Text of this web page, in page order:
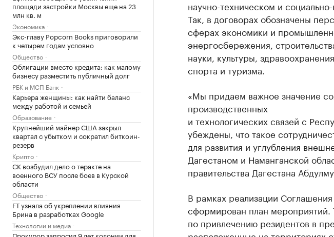
площади застройки Москвы еще на 23
млн кв. м
Экономика
Экс-главу Popcorn Books приговорили
к четырем годам условно
Общество
Облигации вместо кредита: как малому
бизнесу разместить публичный долг
РБК и МСП Банк
Карьера женщины: как найти баланс
между работой и семьей
Образование
Крупнейший майнер США закрыл
квартал с убытком и сократил биткоин-
резерв
Крипто
СК возбудил дело о теракте на
военного ВСУ после боев в Курской
области
Общество
FT узнала об укреплении влияния
Брина в разработках Google
Технологии и медиа
Прокурор запросил 9 лет колонии для
научно-техническом и
Так, в договорах обозначены
сферах экономики и
энергосбережения,
науки, культуры,
спорта и туризма.
«Мы придаем важное значение
производственных
и технологических связей с
убеждены, что такое
для развития и углубления
Дагестаном и Наманганской
правительства Дагестана
В рамках реализации
сформирован план мероприятий.
по привлечению резидентов в